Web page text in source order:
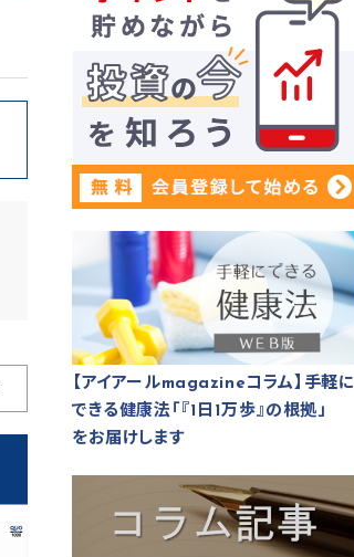
【アイアールmagazineコラム】手軽に
できる健康法「『1日1万歩』の根拠」
をお届けします